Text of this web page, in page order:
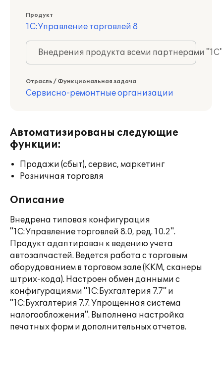
Продукт
1С:Управление торговлей 8
Внедрения продукта всеми партнерами
Отрасль / Функциональная задача
Сервисно-ремонтные организации
Автоматизированы следующие
функции:
Продажи (сбыт), сервис, маркетинг
Розничная торговля
Описание
Внедрена типовая конфигурация
"1С:Управление торговлей 8.0, ред. 10.2".
Продукт адаптирован к ведению учета
автозапчастей. Ведется работа с торговым
оборудованием в торговом зале (ККМ, сканеры
штрих-кода). Настроен обмен данными с
конфигурациями "1С:Бухгалтерия 7.7" и
"1С:Бухгалтерия 7.7. Упрощенная система
налогообложения". Выполнена настройка
печатных форм и дополнительных отчетов.